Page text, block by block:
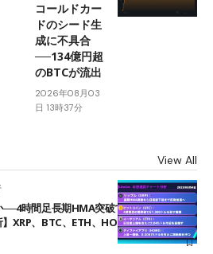
コールドカー
ドのシード生
成に不具合
──134億円超
のBTCが流出
2026年08月03
日 13時37分
View All
──4時間足長期HMA突破で雲下端を目指す
XRP、BTC、ETH、HOME